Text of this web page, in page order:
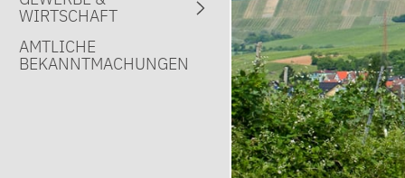
WIRTSCHAFT
AMTLICHE
BEKANNTMACHUNGEN